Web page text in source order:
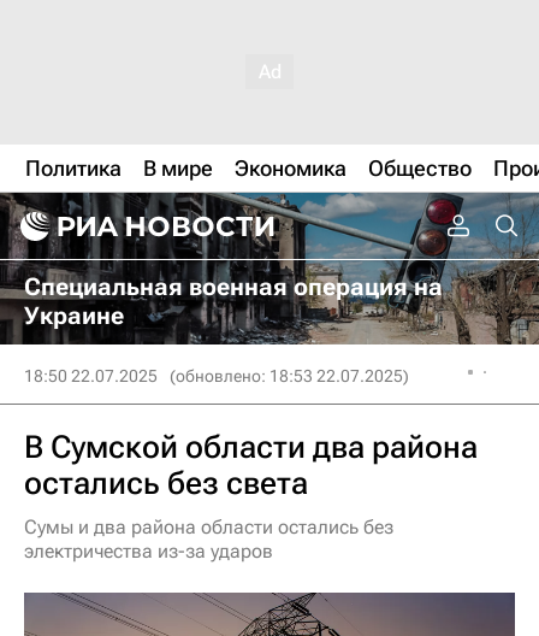
Политика В мире Экономика Общество
Специальная военная операция на
Украине
18:50 22.07.2025 (обновлено: 18:53 22.07.2025)
В Сумской области два района
остались без света
Сумы и два района области остались без
электричества из-за ударов